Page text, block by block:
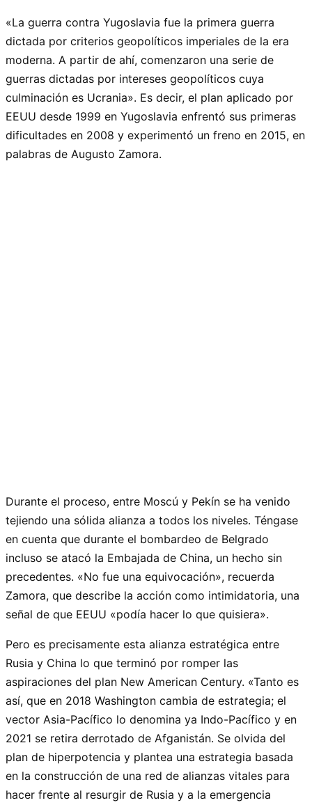
«La guerra contra Yugoslavia fue la primera guerra
dictada por criterios geopolíticos imperiales de la era
moderna. A partir de ahí, comenzaron una serie de
guerras dictadas por intereses geopolíticos cuya
culminación es Ucrania». Es decir, el plan aplicado por
EEUU desde 1999 en Yugoslavia enfrentó sus primeras
dificultades en 2008 y experimentó un freno en 2015, en
palabras de Augusto Zamora.
Durante el proceso, entre Moscú y Pekín se ha venido
tejiendo una sólida alianza a todos los niveles. Téngase
en cuenta que durante el bombardeo de Belgrado
incluso se atacó la Embajada de China, un hecho sin
precedentes. «No fue una equivocación», recuerda
Zamora, que describe la acción como intimidatoria, una
señal de que EEUU «podía hacer lo que quisiera».
Pero es precisamente esta alianza estratégica entre
Rusia y China lo que terminó por romper las
aspiraciones del plan New American Century. «Tanto es
así, que en 2018 Washington cambia de estrategia; el
vector Asia-Pacífico lo denomina ya Indo-Pacífico y en
2021 se retira derrotado de Afganistán. Se olvida del
plan de hiperpotencia y plantea una estrategia basada
en la construcción de una red de alianzas vitales para
hacer frente al resurgir de Rusia y a la emergencia